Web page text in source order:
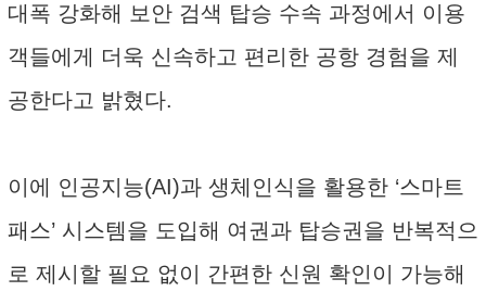
대폭 강화해 보안 검색 탑승 수속 과정에서 이용
객들에게 더욱 신속하고 편리한 공항 경험을 제
공한다고 밝혔다.
이에 인공지능(AI)과 생체인식을 활용한 ‘스마트
패스’ 시스템을 도입해 여권과 탑승권을 반복적으
로 제시할 필요 없이 간편한 신원 확인이 가능해